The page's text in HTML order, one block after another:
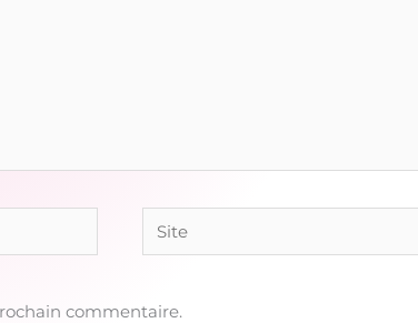
Site
commentaire.